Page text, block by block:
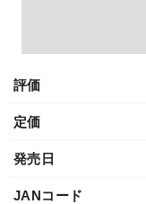
評価
定価
発売日
JANコード